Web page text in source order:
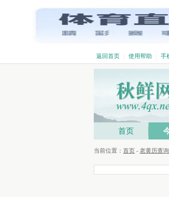
返回首页 使用帮助 手
首页
当前位置： 首页 - 老黄历查询